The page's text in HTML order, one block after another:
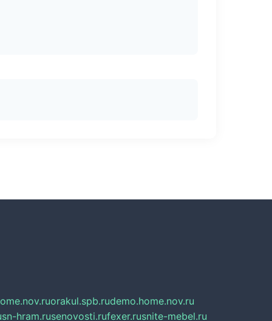
orakul.spb.rudemo.home.nov.ru
sn-hram.rusenovosti.rufexer.rusnite-mebel.ru